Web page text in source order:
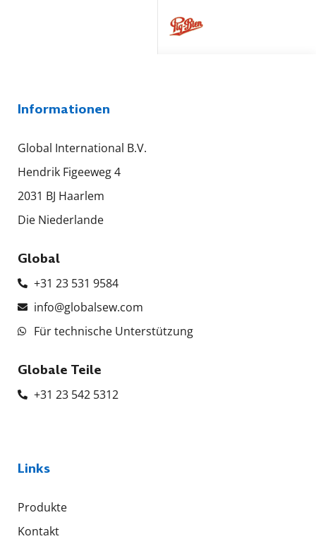
Informationen
Global International B.V.
Hendrik Figeeweg 4
2031 BJ Haarlem
Die Niederlande
Global
+31 23 531 9584
info@globalsew.com
Für technische Unterstützung
Globale Teile
+31 23 542 5312
Links
Produkte
Kontakt